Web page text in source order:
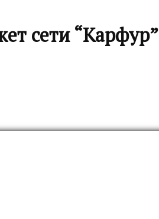
сети “Карфур”